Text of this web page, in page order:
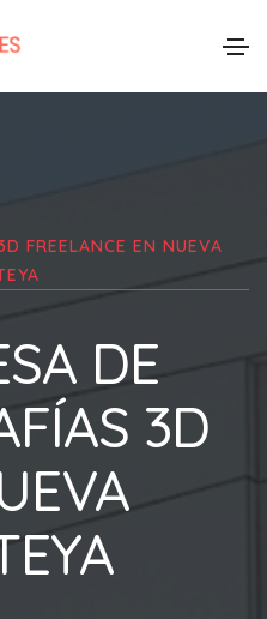
FREELANCE EN NUEVA
DE
3D